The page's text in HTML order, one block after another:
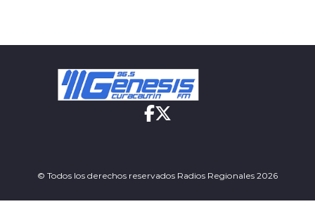
© Todos los derechos reservados Radios Regionales 2026